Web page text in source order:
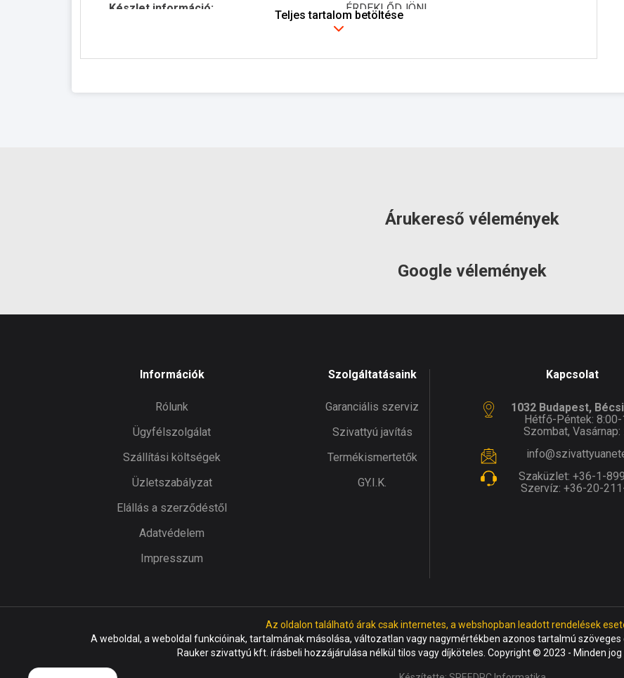
Készlet információ: ÉRDEKLŐDJÖN!
Teljes tartalom betöltése
Árukereső vélemények
Google vélemények
Információk
Rólunk
Ügyfélszolgálat
Szállítási költségek
Üzletszabályzat
Elállás a szerződéstől
Adatvédelem
Impresszum
Szolgáltatásaink
Garanciális szerviz
Szivattyú javítás
Termékismertetők
GY.I.K.
Kapcsolat
1032 Budapest,
Hétfő-Péntek: 8:00-
Szombat, Vasárnap:
Szaküzlet: +36-1-
Szervíz: +36-20-
Az oldalon található árak csak internetes, a webshopban leadott rendelések
A weboldal, a weboldal funkcióinak, tartalmának másolása, változatlan vagy nagymértékben azonos tartalmú
Rauker szivattyú kft. írásbeli hozzájárulása nélkül tilos vagy díjköteles. Copyright © 2023 - Minden